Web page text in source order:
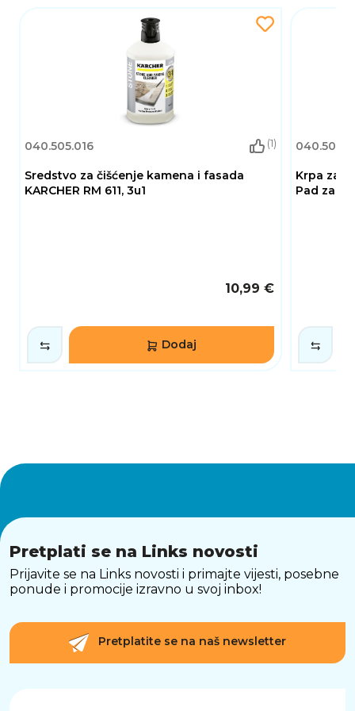
040.505.016 (1)
Sredstvo za čišćenje kamena i fasada
KARCHER RM 611, 3u1
10,99 €
Dodaj
Krpa za
Pad za
Pretplati se na Links novosti
Prijavite se na Links novosti i primajte vijesti, posebne
ponude i promocije izravno u svoj inbox!
Pretplatite se na naš newsletter